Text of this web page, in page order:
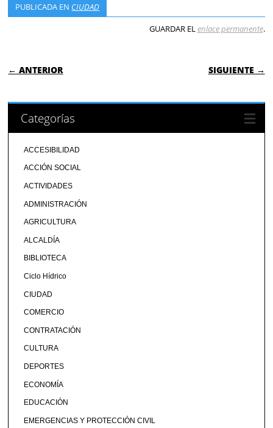
PUBLICADA EN CIUDAD
GUARDAR ELenlace permanente.
NAVEGACIÓN DE ENTRADAS
← ANTERIOR SIGUIENTE →
Categorías
ACCESIBILIDAD
ACCIÓN SOCIAL
ACTIVIDADES
ADMINISTRACIÓN
AGRICULTURA
ALCALDÍA
BIBLIOTECA
Ciclo Hídrico
CIUDAD
COMERCIO
CONTRATACIÓN
CULTURA
DEPORTES
ECONOMÍA
EDUCACIÓN
EMERGENCIAS Y PROTECCIÓN CIVIL